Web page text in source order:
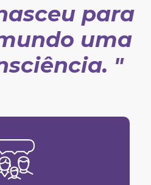
para
uma
"